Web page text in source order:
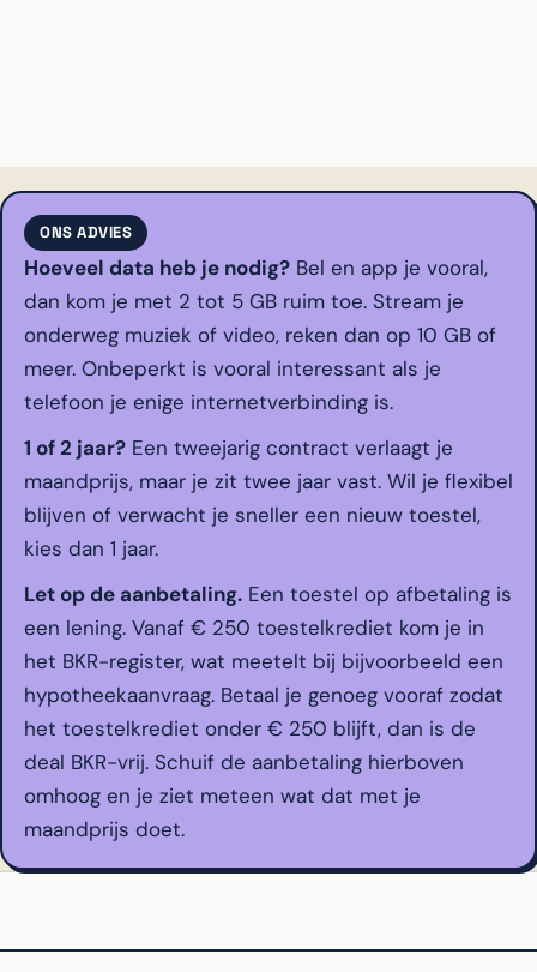
ONS ADVIES
Hoeveel data heb je nodig? Bel en app je vooral,
dan kom je met 2 tot 5 GB ruim toe. Stream je
onderweg muziek of video, reken dan op 10 GB of
meer. Onbeperkt is vooral interessant als je
telefoon je enige internetverbinding is.
1 of 2 jaar? Een tweejarig contract verlaagt je
maandprijs, maar je zit twee jaar vast. Wil je flexibel
blijven of verwacht je sneller een nieuw toestel,
kies dan 1 jaar.
Let op de aanbetaling. Een toestel op afbetaling is
een lening. Vanaf € 250 toestelkrediet kom je in
het BKR-register, wat meetelt bij bijvoorbeeld een
hypotheekaanvraag. Betaal je genoeg vooraf zodat
het toestelkrediet onder € 250 blijft, dan is de
deal BKR-vrij. Schuif de aanbetaling hierboven
omhoog en je ziet meteen wat dat met je
maandprijs doet.